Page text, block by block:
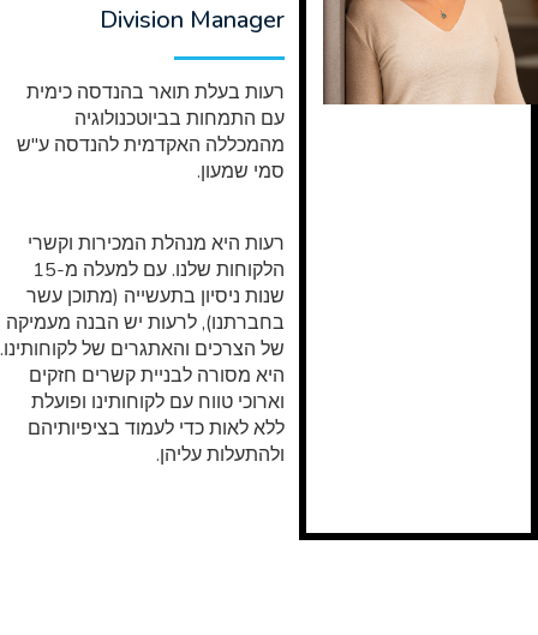
Division Manager
רעות בעלת תואר בהנדסה כימית
עם התמחות בביוטכנולוגיה
מהמכללה האקדמית להנדסה ע"ש
סמי שמעון.
רעות היא מנהלת המכירות וקשרי
הלקוחות שלנו. עם למעלה מ-15
שנות ניסיון בתעשייה (מתוכן עשר
בחברתנו), לרעות יש הבנה מעמיקה
של הצרכים והאתגרים של לקוחותינו.
היא מסורה לבניית קשרים חזקים
וארוכי טווח עם לקוחותינו ופועלת
ללא לאות כדי לעמוד בציפיותיהם
ולהתעלות עליהן.